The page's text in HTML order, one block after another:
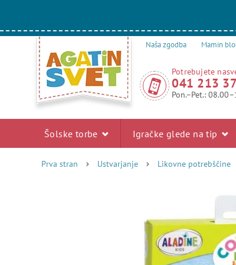
Naša zgodba Mamin
Potrebujete
041 213
Pon.–Pet.:
Šolske torbe Igračke glede na tip
Prva stran Ustvarjanje Likovne potrebščine